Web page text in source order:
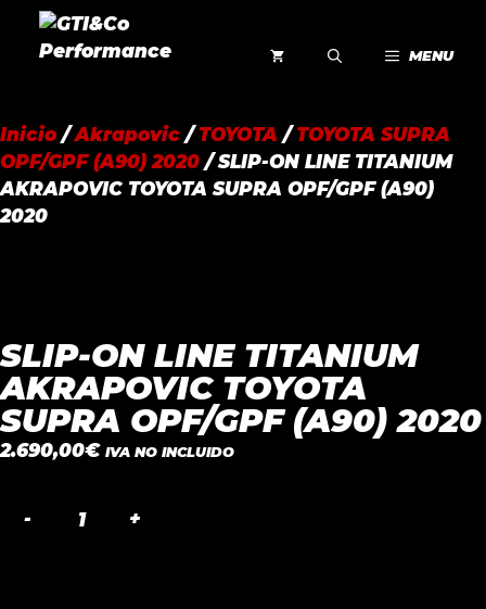
Saltar
MENU
Inicio/Akrapovic / TOYOTA / TOYOTA SUPRA
OPF/GPF (A90) 2020 / SLIP-ON LINE TITANIUM
AKRAPOVIC TOYOTA SUPRA OPF/GPF (A90)
2020
SLIP-ON LINE TITANIUM
AKRAPOVIC TOYOTA
SUPRA OPF/GPF (A90) 2020
2.690,00€ IVA NO INCLUIDO